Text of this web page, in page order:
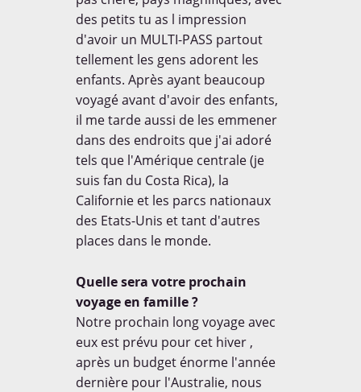
des petits tu as l impression
d'avoir un MULTI-PASS partout
tellement les gens adorent les
enfants. Après ayant beaucoup
voyagé avant d'avoir des enfants,
il me tarde aussi de les emmener
dans des endroits que j'ai adoré
tels que l'Amérique centrale (je
suis fan du Costa Rica), la
Californie et les parcs nationaux
des Etats-Unis et tant d'autres
places dans le monde.
Quelle sera votre prochain
voyage en famille ?
Notre prochain long voyage avec
eux est prévu pour cet hiver ,
après un budget énorme l'année
dernière pour l'Australie, nous